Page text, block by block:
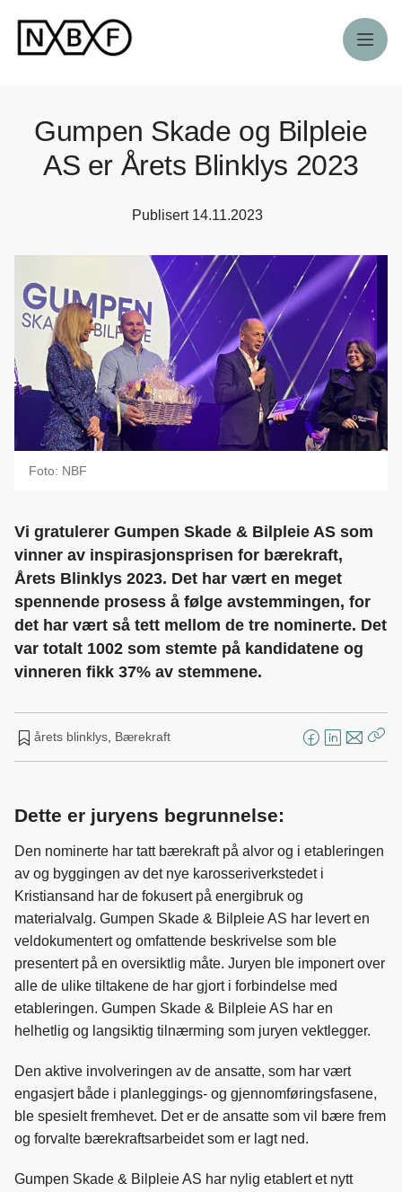
Meny
Gumpen Skade og Bilpleie
AS er Årets Blinklys 2023
Publisert 14.11.2023
Foto: NBF
Vi gratulerer Gumpen Skade & Bilpleie AS som
vinner av inspirasjonsprisen for bærekraft,
Årets Blinklys 2023. Det har vært en meget
spennende prosess å følge avstemmingen, for
det har vært så tett mellom de tre nominerte. Det
var totalt 1002 som stemte på kandidatene og
vinneren fikk 37% av stemmene.
årets blinklys, Bærekraft
F
o
o
k
L
d
I
E
t
Dette er juryens begrunnelse:
Den nominerte har tatt bærekraft på alvor og i etableringen
av og byggingen av det nye karosseriverkstedet i
Kristiansand har de fokusert på energibruk og
materialvalg. Gumpen Skade & Bilpleie AS har levert en
veldokumentert og omfattende beskrivelse som ble
presentert på en oversiktlig måte. Juryen ble imponert over
alle de ulike tiltakene de har gjort i forbindelse med
etableringen. Gumpen Skade & Bilpleie AS har en
helhetlig og langsiktig tilnærming som juryen vektlegger.
Den aktive involveringen av de ansatte, som har vært
engasjert både i planleggings- og gjennomføringsfasene,
ble spesielt fremhevet. Det er de ansatte som vil bære frem
og forvalte bærekraftsarbeidet som er lagt ned.
Gumpen Skade & Bilpleie AS har nylig etablert et nytt